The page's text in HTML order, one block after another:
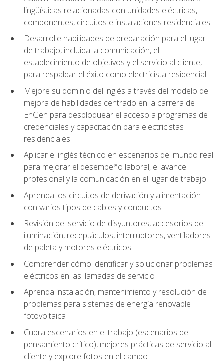
lingüísticas relacionadas con unidades eléctricas,
componentes, circuitos e instalaciones residenciales.
Desarrolle habilidades de preparación para el lugar
de trabajo, incluida la comunicación, el
establecimiento de objetivos y el servicio al cliente,
para respaldar el éxito como electricista residencial
Mejore su dominio del inglés a través del modelo de
mejora de habilidades centrado en la carrera de
EnGen para desbloquear el acceso a programas de
credenciales y capacitación para electricistas
residenciales
Aplicar el inglés técnico en escenarios del mundo real
para mejorar el desempeño laboral, el avance
profesional y la comunicación en el lugar de trabajo
Aprenda los circuitos de derivación y alimentación
con varios tipos de cables y conductos
Revisión del servicio de disyuntores, accesorios de
iluminación, receptáculos, interruptores, ventiladores
de paleta y motores eléctricos
Comprender cómo identificar y solucionar problemas
eléctricos en las llamadas de servicio
Aprenda instalación, mantenimiento y resolución de
problemas para sistemas de energía renovable
fotovoltaica
Cubra escenarios en el trabajo (escenarios de
pensamiento crítico), mejores prácticas de servicio al
cliente y explore fotos en el campo